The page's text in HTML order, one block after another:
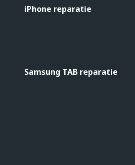
iPhone reparatie
Samsung TAB reparatie